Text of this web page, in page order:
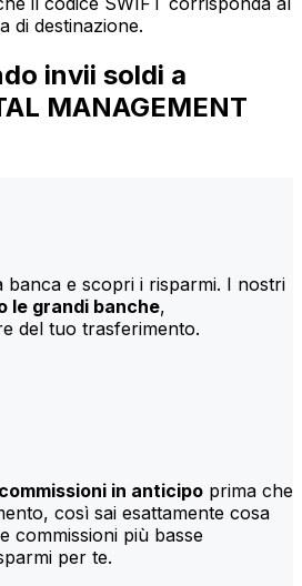
di destinazione.
invii soldi a
MANAGEMENT
e scopri i risparmi. I nostri
le grandi banche,
del tuo trasferimento.
in anticipo prima che
così sai esattamente cosa
commissioni più basse
per te.